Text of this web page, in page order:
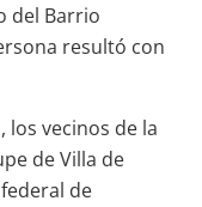
del Barrio
resultó con
los vecinos de la
de Villa de
de